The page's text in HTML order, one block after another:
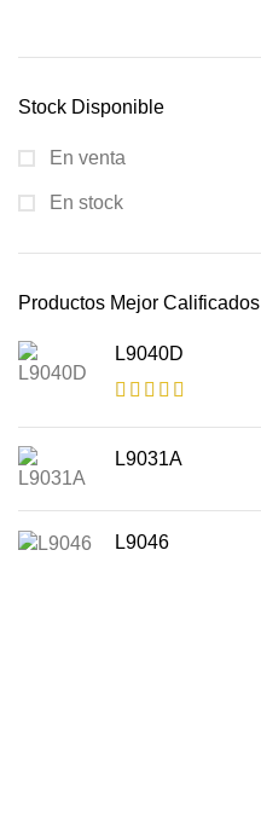
Stock Disponible
En venta
En stock
Productos Mejor Calificados
L9040D
L9031A
L9046